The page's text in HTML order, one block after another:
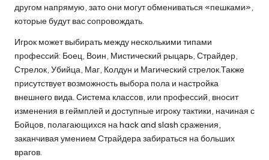
другом напрямую, зато они могут обмениваться «пешками»,
которые будут вас сопровождать.
Игрок может выбирать между несколькими типами
профессий: Боец, Воин, Мистический рыцарь, Страйдер,
Стрелок, Убийца, Маг, Колдун и Магический стрелок.Также
присутствует возможность выбора пола и настройка
внешнего вида. Система классов, или профессий, вносит
изменения в геймплей и доступные игроку тактики, начиная с
Бойцов, полагающихся на hack and slash сражения,
заканчивая умением Страйдера забираться на больших
врагов.